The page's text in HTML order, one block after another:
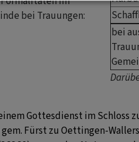
bei Trauungen:
bei
Gottesdienst im Schloss
Fürst zu Oettingen-